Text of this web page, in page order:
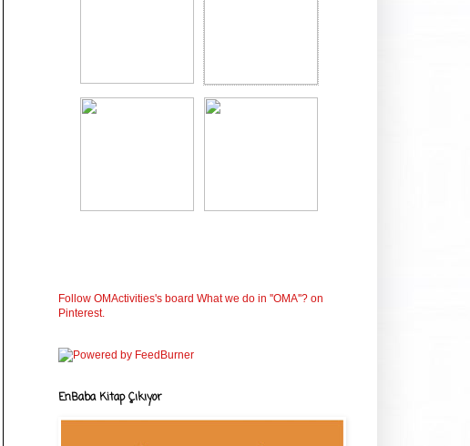
Follow OMActivities's board What we do in ''OMA''? on
Pinterest.
EnBaba Kitap Çıkıyor